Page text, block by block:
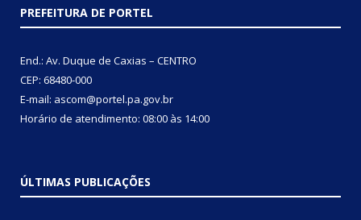
PREFEITURA DE PORTEL
End.: Av. Duque de Caxias – CENTRO
CEP: 68480-000
E-mail: ascom@portel.pa.gov.br
Horário de atendimento: 08:00 às 14:00
ÚLTIMAS PUBLICAÇÕES